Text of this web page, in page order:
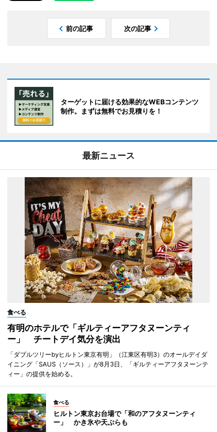
前の記事 次の記事
ターゲットに届ける効果的なWEBコンテンツ
制作。まずは無料でお見積りを！
最新ニュース
食べる
有明のホテルで「ギルティーアフタヌーンティ
ー」 チートデイ気分を演出
「ダブルツリーbyヒルトン東京有明」（江東区有明3）のオールデイダ
イニング「SAUS（ソース）」が8月3日、「ギルティーアフタヌーンテ
ィー」の提供を始める。
食べる
ヒルトン東京お台場で「和のアフタヌーンティ
ー」 かき氷や天ぷらも